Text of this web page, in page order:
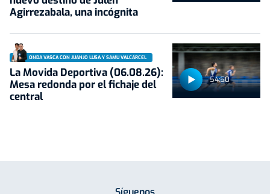
Agirrezabala, una incógnita
54:50
ONDA VASCA CON JUANJO LUSA Y SAMU VALCÁRCEL
La Movida Deportiva (06.08.26):
Mesa redonda por el fichaje del
central